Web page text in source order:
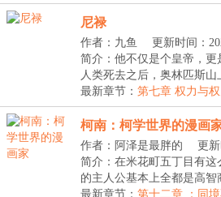
尼禄
作者：九鱼
更新时间：
简介：他不仅是个皇帝，
人类死去之后，奥林匹斯
间...
最新章节： 第七章 权力与权
柯南：柯学世界的漫画
作者：阿泽是最胖的
更
简介：在米花町五丁目有
的主人公基本上全都是高
品，...
最新章节： 第十二章 ：同